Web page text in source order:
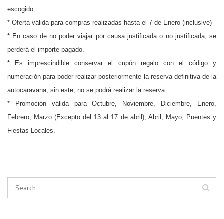
escogido
* Oferta válida para compras realizadas hasta el 7 de Enero (inclusive)
* En caso de no poder viajar por causa justificada o no justificada, se
perderá el importe pagado.
* Es imprescindible conservar el cupón regalo con el código y
numeración para poder realizar posteriormente la reserva definitiva de la
autocaravana, sin este, no se podrá realizar la reserva.
* Promoción válida para Octubre, Noviembre, Diciembre, Enero,
Febrero, Marzo (Excepto del 13 al 17 de abril), Abril, Mayo, Puentes y
Fiestas Locales.